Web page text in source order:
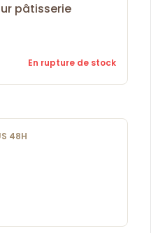
pâtisserie
En rupture de stock
48H